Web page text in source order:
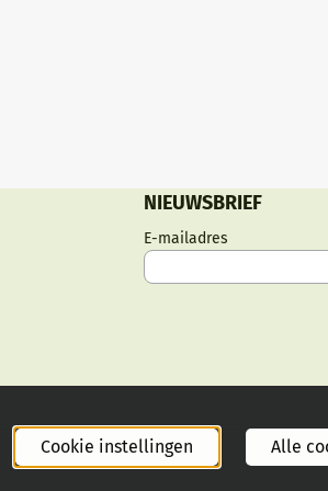
NIEUWSBRIEF
E-mailadresVul je e-
Cookie instellingen Alle